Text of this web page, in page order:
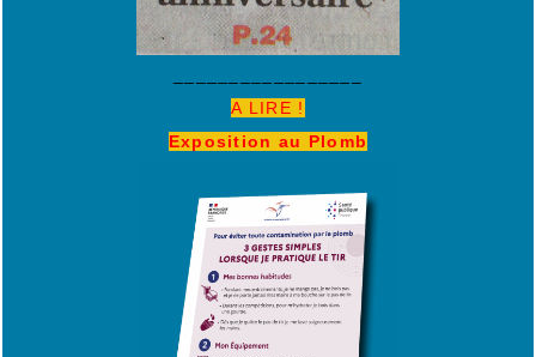
A LIRE !
Exposition au Plomb